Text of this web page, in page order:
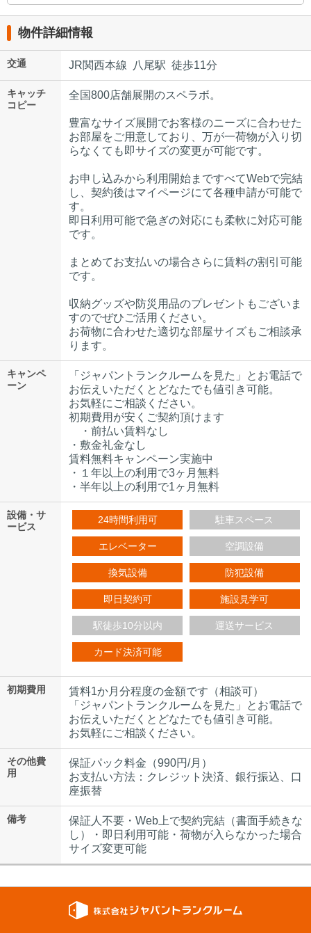
物件詳細情報
交通 JR関西本線 八尾駅 徒歩11分
キャッチ
コピー
全国800店舗展開のスペラボ。
豊富なサイズ展開でお客様のニーズに合わせた
お部屋をご用意しており、万が一荷物が入り切
らなくても即サイズの変更が可能です。
お申し込みから利用開始まですべてWebで完結
し、契約後はマイページにて各種申請が可能で
す。
即日利用可能で急ぎの対応にも柔軟に対応可能
です。
まとめてお支払いの場合さらに賃料の割引可能
です。
収納グッズや防災用品のプレゼントもございま
すのでぜひご活用ください。
お荷物に合わせた適切な部屋サイズもご相談承
ります。
キャンペ
ーン
「ジャパントランクルームを見た」とお電話で
お伝えいただくとどなたでも値引き可能。
お気軽にご相談ください。
初期費用が安くご契約頂けます
・前払い賃料なし
・敷金礼金なし
賃料無料キャンペーン実施中
・１年以上の利用で3ヶ月無料
・半年以上の利用で1ヶ月無料
設備・サ
ービス
24時間利用可 駐車スペース
エレベーター 空調設備
換気設備 防犯設備
即日契約可 施設見学可
駅徒歩10分以内 運送サービス
カード決済可能
初期費用
賃料1か月分程度の金額です（相談可）
「ジャパントランクルームを見た」とお電話で
お伝えいただくとどなたでも値引き可能。
お気軽にご相談ください。
その他費
用
保証パック料金（990円/月）
お支払い方法：クレジット決済、銀行振込、口
座振替
備考
保証人不要・Web上で契約完結（書面手続きな
し）・即日利用可能・荷物が入らなかった場合
サイズ変更可能